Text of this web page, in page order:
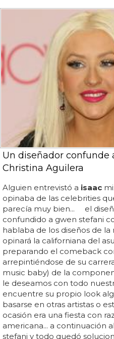
Un diseñador confunde
Christina Aguilera
Alguien entrevistó a isaac
opinaba de las celebrities
parecía muy bien... el
confundido a gwen stefani
hablaba de los diseños de la
opinará la californiana del
preparando el comeback
arrepintiéndose de su
music baby) de la
le deseamos con todo
encuentre su propio look
basarse en otras artistas o
ocasión era una fiesta con
americana... a continuación
stefani y todo quedó